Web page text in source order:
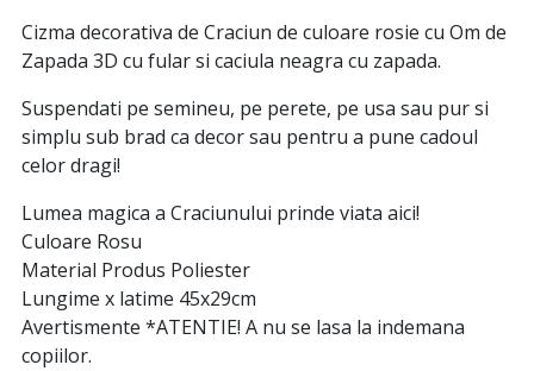
Cizma decorativa de Craciun de culoare rosie cu Om de
Zapada 3D cu fular si caciula neagra cu zapada.
Suspendati pe semineu, pe perete, pe usa sau pur si
simplu sub brad ca decor sau pentru a pune cadoul
celor dragi!
Lumea magica a Craciunului prinde viata aici!
Culoare Rosu
Material Produs Poliester
Lungime x latime 45x29cm
Avertismente *ATENTIE! A nu se lasa la indemana
copiilor.